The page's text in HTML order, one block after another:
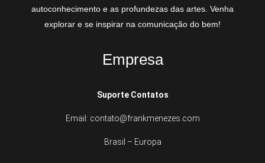
autoconhecimento e as profundezas das artes. Venha
explorar e se inspirar na comunicação do bem!
Empresa
Suporte Contatos
Email: contato@frankmenezes.com
Brasil – Europa